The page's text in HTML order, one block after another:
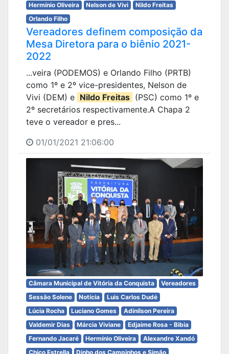
Hermínio Oliveira
Nelson de Vivi
Nildo Freitas
Orlando Filho
Vereadores definem composição da
Mesa Diretora para o biênio 2021-
2022
...veira (PODEMOS) e Orlando Filho (PRTB)
como 1º e 2º vice-presidentes, Nelson de
Vivi (DEM) e Nildo Freitas (PSC) como 1º e
2º secretários respectivamente.A Chapa 2
teve o vereador e pres...
01/01/2021 21:06:00
Câmara Municipal de Vitória da Conquista
Vereadores
Sessão Solene
Notícia
Luis Carlos Dudé
Lúcia Rocha
Luciano Gomes
Adinilson Pereira
Valdemir Dias
Márcia Viviane
Edjaime Rosa - Bibia
Fernando Jacaré
Hermínio Oliveira
Alexandre Xandó
Chico Estrella
Dinho dos Campinhos e Simão